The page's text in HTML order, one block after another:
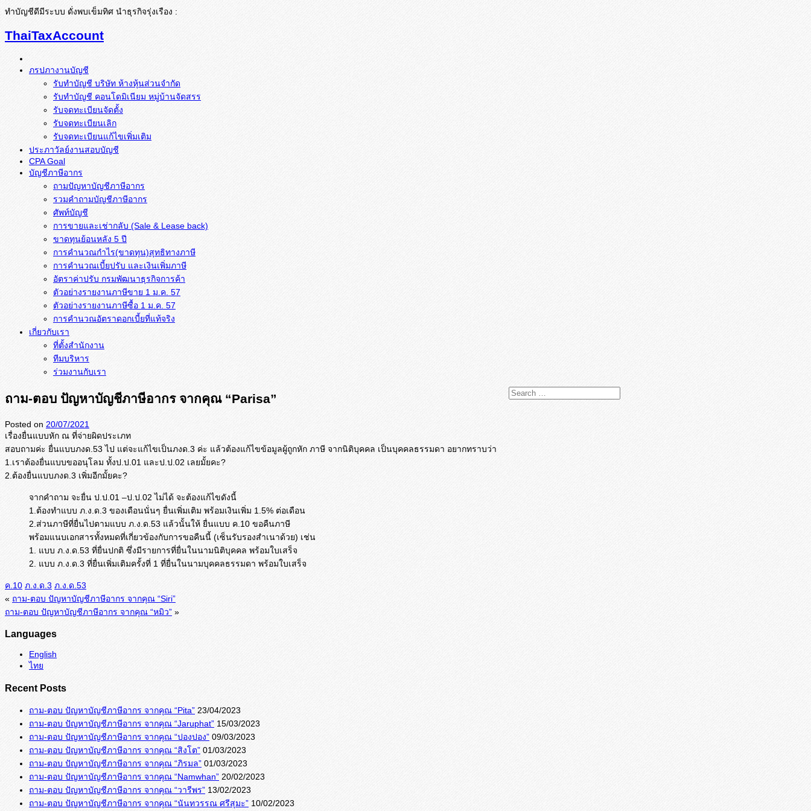
ทำบัญชีดีมีระบบ ดั่งพบเข็มทิศ นำธุรกิจรุ่งเรือง :
ThaiTaxAccount
ภรปภางานบัญชี
รับทำบัญชี บริษัท ห้างหุ้นส่วนจำกัด
รับทำบัญชี คอนโดมิเนียม หมู่บ้านจัดสรร
รับจดทะเบียนจัดตั้ง
รับจดทะเบียนเลิก
รับจดทะเบียนแก้ไขเพิ่มเติม
ประภาวัลย์งานสอบบัญชี
CPA Goal
บัญชีภาษีอากร
ถามปัญหาบัญชีภาษีอากร
รวมคำถามบัญชีภาษีอากร
ศัพท์บัญชี
การขายและเช่ากลับ (Sale & Lease back)
ขาดทุนย้อนหลัง 5 ปี
การคำนวณกำไร(ขาดทุน)สุทธิทางภาษี
การคำนวณเบี้ยปรับ และเงินเพิ่มภาษี
อัตราค่าปรับ กรมพัฒนาธุรกิจการค้า
ตัวอย่างรายงานภาษีขาย 1 ม.ค. 57
การคำนวณอัตราดอกเบี้ยที่แท้จริง
เกี่ยวกับเรา
ที่ตั้งสำนักงาน
ทีมบริหาร
ร่วมงานกับเรา
ถาม-ตอบ ปัญหาบัญชีภาษีอากร จากคุณ “Parisa”
Posted on 20/07/2021
เรื่องยื่นแบบหัก ณ ที่จ่ายผิดประเภท
สอบถามค่ะ ยื่นแบบภงด.53 ไป แต่จะแก้ไขเป็นภงด.3 ค่ะ แล้วต้องแก้ไขข้อมูลผู้ถูกหัก ภาษี จากนิติบุคคล เป็นบุคคลธรรมดา อยากทราบว่า
1.เราต้องยื่นแบบขออนุโลม ทั้งป.ป.01 และป.ป.02 เลยมั้ยคะ?
2.ต้องยื่นแบบภงด.3 เพิ่มอีกมั้ยคะ?
จากคำถาม จะยื่น ป.ป.01 –ป.ป.02 ไม่ได้ จะต้องแก้ไขดังนี้
1.ต้องทำแบบ ภ.ง.ด.3 ของเดือนนั่นๆ ยื่นเพิ่มเติม พร้อมเงินเพิ่ม 1.5% ต่อเดือน
2.ส่วนภาษีที่ยื่นไปตามแบบ ภ.ง.ด.53 แล้วนั้นให้ ยื่นแบบ ค.10 ขอคืนภาษี
พร้อมแนบเอกสารทั้งหมดที่เกี่ยวข้องกับการขอคืนนี้ (เซ็นรับรองสำเนาด้วย) เช่น
1. แบบ ภ.ง.ด.53 ที่ยื่นปกติ ซึ่งมีรายการที่ยื่นในนามนิติบุคคล พร้อมใบเสร็จ
2. แบบ ภ.ง.ด.3 ที่ยื่นเพิ่มเติมครั้งที่ 1 ที่ยื่นในนามบุคคลธรรมดา พร้อมใบเสร็จ
ค.10 ภ.ง.ด.3 ภ.ง.ด.53
« ถาม-ตอบ ปัญหาบัญชีภาษีอากร จากคุณ “Siri”
ถาม-ตอบ ปัญหาบัญชีภาษีอากร จากคุณ “หมิว” »
Languages
English
ไทย
Recent Posts
ถาม-ตอบ ปัญหาบัญชีภาษีอากร จากคุณ “Pita” 23/04/2023
ถาม-ตอบ ปัญหาบัญชีภาษีอากร จากคุณ “Jaruphat” 15/03/2023
ถาม-ตอบ ปัญหาบัญชีภาษีอากร จากคุณ “ปองปอง” 09/03/2023
ถาม-ตอบ ปัญหาบัญชีภาษีอากร จากคุณ “สิงโต” 01/03/2023
ถาม-ตอบ ปัญหาบัญชีภาษีอากร จากคุณ “ภิรมล” 01/03/2023
ถาม-ตอบ ปัญหาบัญชีภาษีอากร จากคุณ “Namwhan” 20/02/2023
ถาม-ตอบ ปัญหาบัญชีภาษีอากร จากคุณ “วารีพร” 13/02/2023
ถาม-ตอบ ปัญหาบัญชีภาษีอากร จากคุณ “นันทวรรณ ศรีสุมะ” 10/02/2023